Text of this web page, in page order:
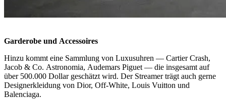
Garderobe und Accessoires
Hinzu kommt eine Sammlung von Luxusuhren — Cartier Crash,
Jacob & Co. Astronomia, Audemars Piguet — die insgesamt auf
über 500.000 Dollar geschätzt wird. Der Streamer trägt auch gerne
Designerkleidung von Dior, Off-White, Louis Vuitton und
Balenciaga.